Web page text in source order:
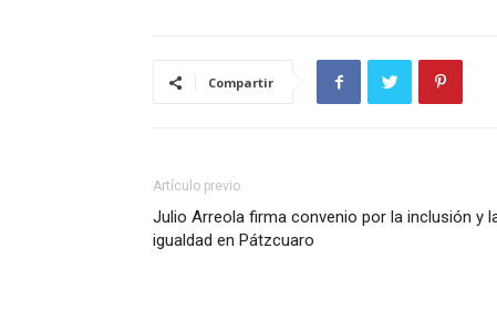
Compartir
Artículo previo
Julio Arreola firma convenio por la inclusión y
igualdad en Pátzcuaro